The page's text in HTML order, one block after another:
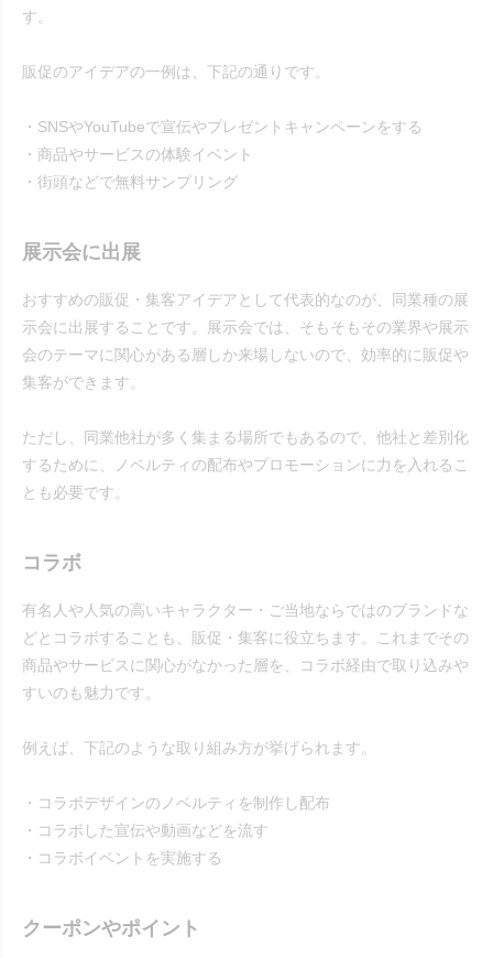
す。
販促のアイデアの一例は、下記の通りです。
・SNSやYouTubeで宣伝やプレゼントキャンペーンをする
・商品やサービスの体験イベント
・街頭などで無料サンプリング
展示会に出展
おすすめの販促・集客アイデアとして代表的なのが、同業種の展
示会に出展することです。展示会では、そもそもその業界や展示
会のテーマに関心がある層しか来場しないので、効率的に販促や
集客ができます。
ただし、同業他社が多く集まる場所でもあるので、他社と差別化
するために、ノベルティの配布やプロモーションに力を入れるこ
とも必要です。
コラボ
有名人や人気の高いキャラクター・ご当地ならではのブランドな
どとコラボすることも、販促・集客に役立ちます。これまでその
商品やサービスに関心がなかった層を、コラボ経由で取り込みや
すいのも魅力です。
例えば、下記のような取り組み方が挙げられます。
・コラボデザインのノベルティを制作し配布
・コラボした宣伝や動画などを流す
・コラボイベントを実施する
クーポンやポイント